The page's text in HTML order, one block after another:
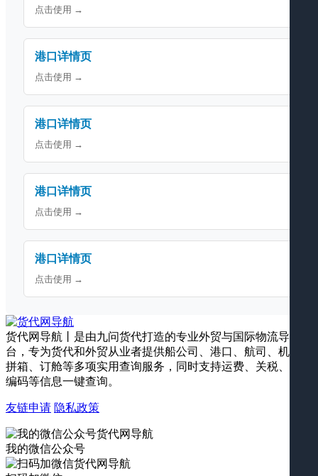
点击使用 →
港口详情页
点击使用 →
港口详情页
点击使用 →
港口详情页
点击使用 →
港口详情页
点击使用 →
货代网导航丨是由九问货代打造的专业外贸与国际物流导航平
台，专为货代和外贸从业者提供船公司、港口、航司、机场、
拼箱、订舱等多项实用查询服务，同时支持运费、关税、海关
编码等信息一键查询。
友链申请 隐私政策
我的微信公众号